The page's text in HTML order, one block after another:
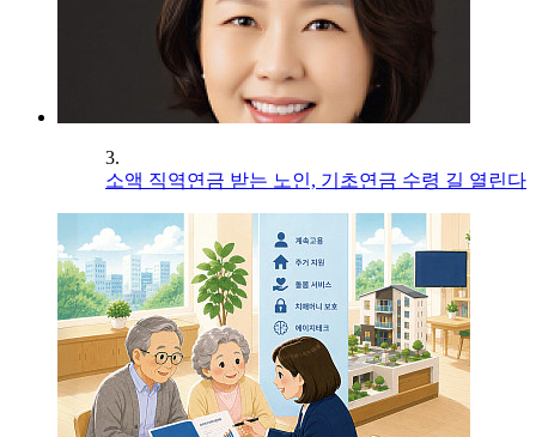
3.
소액 직역연금 받는 노인, 기초연금 수령 길 열린다